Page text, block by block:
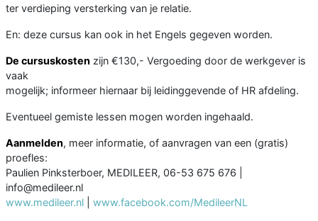
ter verdieping versterking van je relatie.
En: deze cursus kan ook in het Engels gegeven worden.
De cursuskosten zijn €130,- Vergoeding door de werkgever is
vaak
mogelijk; informeer hiernaar bij leidinggevende of HR afdeling.
Eventueel gemiste lessen mogen worden ingehaald.
Aanmelden, meer informatie, of aanvragen van een (gratis)
proefles:
Paulien Pinksterboer, MEDILEER, 06-53 675 676 |
info@medileer.nl
www.medileer.nl
www.facebook.com/MedileerNL